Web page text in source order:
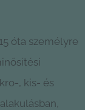
óta személyre
, kis- és